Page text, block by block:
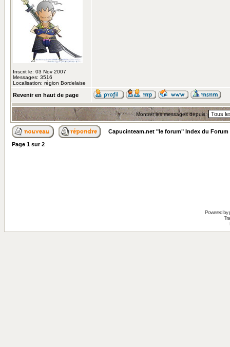
Inscrit le: 03 Nov 2007
Messages: 3516
Localisation: région Bordelaise
Revenir en haut de page
Montrer les messages depuis:
Capucinteam.net "le forum" Index du Forum
Page 1 sur2
Powered by